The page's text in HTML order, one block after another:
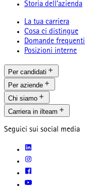
Storia dell’azienda
La tua carriera
Cosa ci distingue
Domande frequenti
Posizioni interne
Per candidati
Per aziende
Chi siamo
Carriera in ilteam
Seguici sui social media